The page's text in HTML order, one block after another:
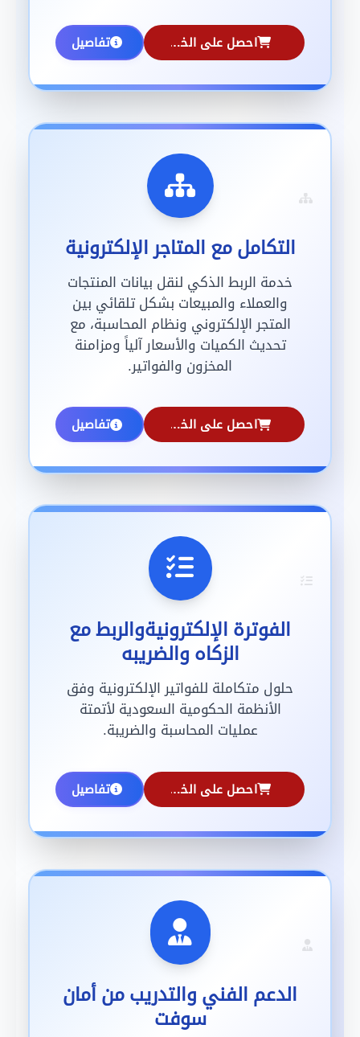
احصل على الخدمة تفاصيل
التكامل مع المتاجر الإلكترونية
خدمة الربط الذكي لنقل بيانات المنتجات
والعملاء والمبيعات بشكل تلقائي بين
المتجر الإلكتروني ونظام المحاسبة، مع
تحديث الكميات والأسعار آلياً ومزامنة
المخزون والفواتير.
احصل على الخدمة تفاصيل
الفوترة الإلكترونيةوالربط مع
الزكاه والضريبه
حلول متكاملة للفواتير الإلكترونية وفق
الأنظمة الحكومية السعودية لأتمتة
عمليات المحاسبة والضريبة.
احصل على الخدمة تفاصيل
الدعم الفني والتدريب من أمان
سوفت